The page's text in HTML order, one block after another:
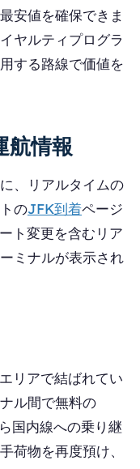
安値を確保できま
ヤルティプログラ
する路線で価値を
航情報
、リアルタイムの
のJFK到着ページ
ト変更を含むリア
ミナルが表示され
リアで結ばれてい
ル間で無料の
国内線への乗り継
荷物を再度預け、